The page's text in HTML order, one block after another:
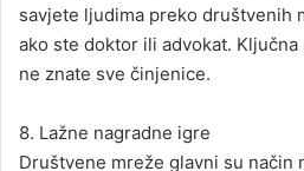
savjete ljudima preko društvenih
ako ste doktor ili advokat.
ne znate sve činjenice.
8. Lažne nagradne igre
Društvene mreže glavni su način